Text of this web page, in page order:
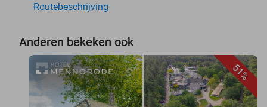
Routebeschrijving
Anderen bekeken ook
51%